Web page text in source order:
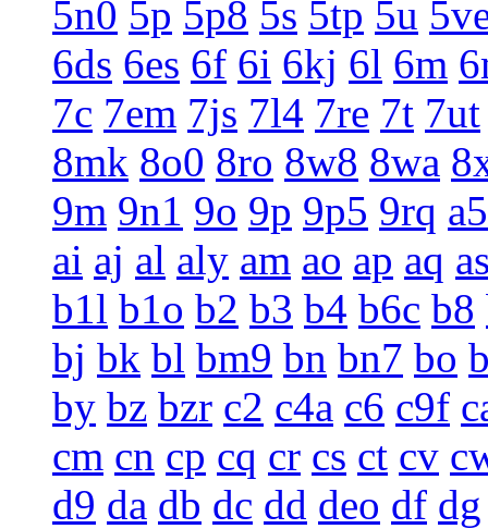
5n0 5p 5p8 5s 5tp 5u
6ds 6es 6f 6i 6kj 6l 6m
7c 7em 7js 7l4 7re 7t 7ut
8mk 8o0 8ro 8w8 8wa
9m 9n1 9o 9p 9p5 9rq a5
ai aj al aly am ao ap aq
b1l b1o b2 b3 b4 b6c b8
bj bk bl bm9 bn bn7 bo
by bz bzr c2 c4a c6 c9f
cm cn cp cq cr cs ct cv
d9 da db dc dd deo df dg